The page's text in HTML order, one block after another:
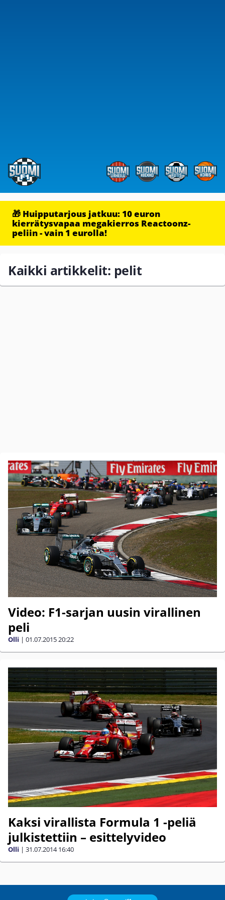
🎁 Huipputarjous jatkuu: 10 euron
kierrätysvapaa megakierros Reactoonz-
peliin - vain 1 eurolla!
Kaikki artikkelit: pelit
Video: F1-sarjan uusin virallinen
peli
Olli | 01.07.201520:22
Kaksi virallista Formula 1 -peliä
julkistettiin – esittelyvideo
Olli | 31.07.2014 16:40